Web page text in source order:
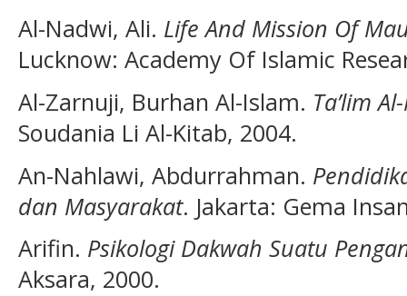
Al-Nadwi, Ali. Life And Mission Of
Lucknow: Academy Of Islamic
Al-Zarnuji, Burhan Al-Islam. Ta’lim
Soudania Li Al-Kitab, 2004.
An-Nahlawi, Abdurrahman.
dan Masyarakat. Jakarta: Gema
Arifin. Psikologi Dakwah Suatu
Aksara, 2000.